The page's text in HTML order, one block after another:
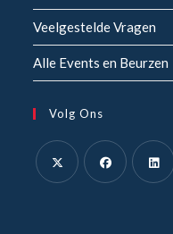
Veelgestelde Vragen
Alle Events en Beurzen
Volg Ons